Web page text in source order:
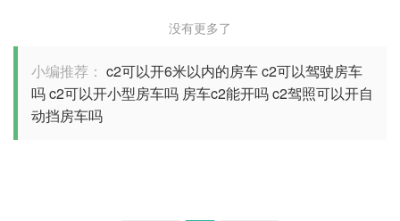
没有更多了
小编推荐： c2可以开6米以内的房车c2可以驾驶房车
吗c2可以开小型房车吗 房车c2能开吗c2驾照可以开自
动挡房车吗